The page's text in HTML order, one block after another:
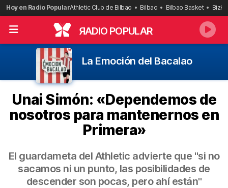
Saltar
al
contenido
Hoy en Radio PopularAthletic Club de Bilbao Bilbao Bilbao Basket
RADIO POPULAR
La Emoción del Bacalao
Unai Simón: «Dependemos de
nosotros para mantenernos en
Primera»
El guardameta del Athletic advierte que "si no
sacamos ni un punto, las posibilidades de
descender son pocas, pero ahí están"